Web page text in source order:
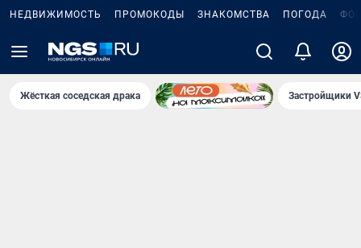
НЕДВИЖИМОСТЬ ПРОМОКОДЫ ЗНАКОМСТВА ПОГОДА
Жёсткая соседская драка Застройщики